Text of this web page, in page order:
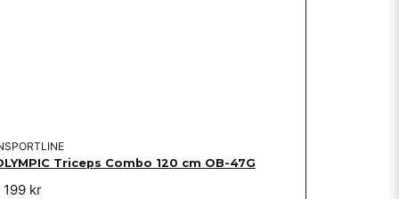
Triceps Combo 120 cm OB-47G
199 kr